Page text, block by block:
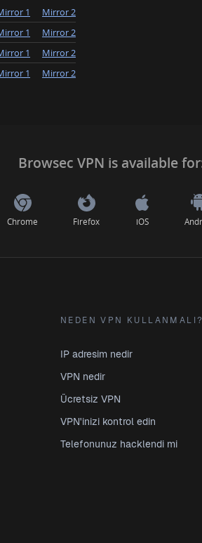
1
Mirror 2
1
Mirror 2
1
Mirror 2
1 Mirror 2
Browsec VPN is available
Chrome Firefox iOS
NEDEN VPN KULLANMALI?
IP adresim nedir
VPN nedir
Ücretsiz VPN
VPN'inizi kontrol edin
Telefonunuz hacklendi mi